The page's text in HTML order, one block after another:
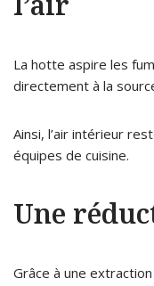
La hotte aspire les
directement à la
Ainsi, l’air intérieur
équipes de cuisine.
Une
Grâce à une